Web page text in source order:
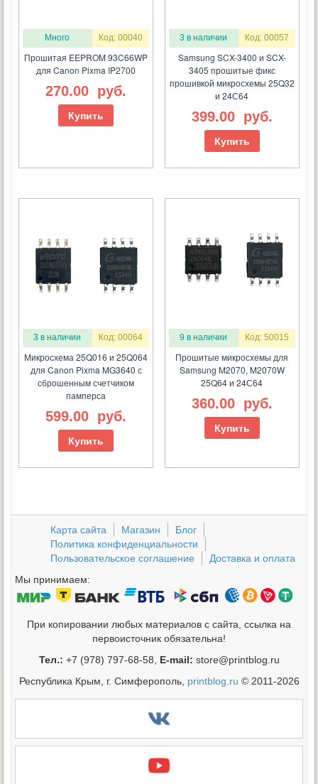
Много Код: 00040
Прошитая EEPROM 93C66WP
для Canon Pixma IP2700
270.00 руб.
Купить
3 в наличии Код: 00057
Samsung SCX-3400 и SCX-
3405 прошитые фикс
прошивкой микросхемы 25Q32
и 24С64
399.00 руб.
Купить
3 в наличии Код: 00064
Микросхема 25Q016 и 25Q064
для Canon Pixma MG3640 с
сброшенным счетчиком
памперса
599.00 руб.
Купить
9 в наличии Код: 50015
Прошитые микросхемы для
Samsung M2070, M2070W
25Q64 и 24С64
360.00 руб.
Купить
Карта сайта Магазин
Блог
Политика конфиденциальности
Пользовательское соглашение
Доставка и оплата
Мы принимаем:
При копировании любых материалов с сайта, ссылка на
первоисточник обязательна!
Тел.: +7 (978) 797-68-58, E-mail: store@printblog.ru
Республика Крым, г. Симферополь, printblog.ru © 2011-2026